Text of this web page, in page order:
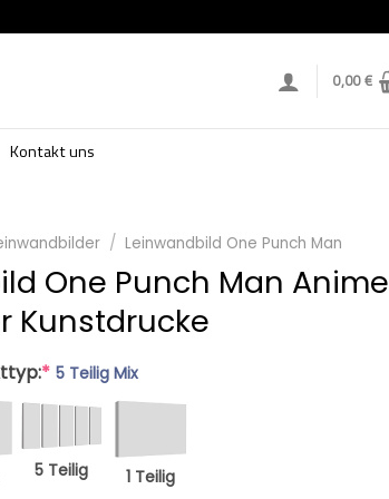
0,00€
Kontakt uns
/ Leinwandbild One Punch Man
One Punch Man Anime
Kunstdrucke
* 5 Teilig Mix
5 Teilig 1 Teilig